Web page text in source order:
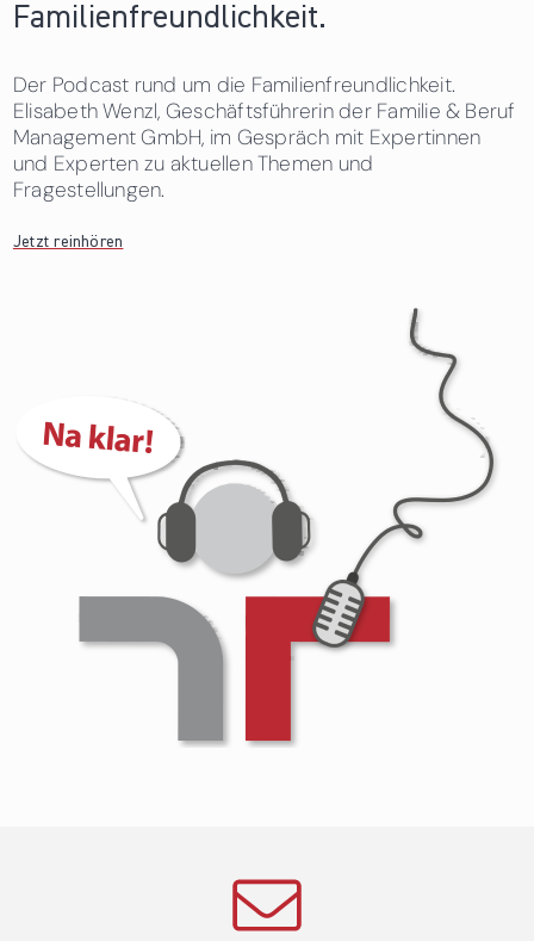
Familienfreundlichkeit.
Der Podcast rund um die Familienfreundlichkeit.
Elisabeth Wenzl, Geschäftsführerin der Familie & Beruf
Management GmbH, im Gespräch mit Expertinnen
und Experten zu aktuellen Themen und
Fragestellungen.
Jetzt reinhören